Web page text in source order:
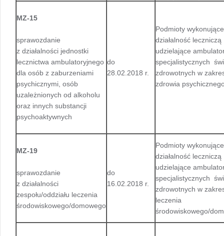
MZ-15
sprawozdanie
z działalności jednostki
lecznictwa ambulatoryjnego
dla osób z zaburzeniami
psychicznymi, osób
uzależnionych od alkoholu
oraz innych substancji
psychoaktywnych
do
28.02.2018 r.
Podmioty wykonujące
działalność leczniczą
udzielające
specjalistycznych
zdrowotnych w
zdrowia
MZ-19
sprawozdanie
z działalności
zespołu/oddziału leczenia
środowiskowego/domowego
do
16.02.2018 r.
Podmioty wykonujące
działalność leczniczą
udzielające
specjalistycznych
zdrowotnych w
leczenia
środowiskowego/